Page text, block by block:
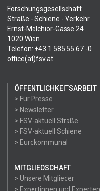
Forschungsgesellschaft
Straße - Schiene - Verkehr
Ernst-Melchior-Gasse 24
1020 Wien
Telefon: +43 1 585 55 67 -0
office(at)fsv.at
ÖFFENTLICHKEITSARBEIT
> Für Presse
> Newsletter
> FSV-aktuell Straße
> FSV-aktuell Schiene
> Eurokommunal
MITGLIEDSCHAFT
> Unsere Mitglieder
> Expertinnen und Experten